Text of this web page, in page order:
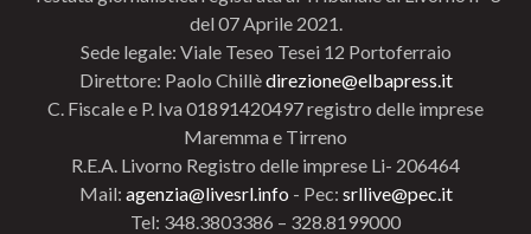
del 07 Aprile 2021.
Sede legale: Viale Teseo Tesei 12 Portoferraio
Direttore: Paolo Chillèdirezione@elbapress.it
C. Fiscale e P. Iva 01891420497 registro delle imprese
Maremma e Tirreno
R.E.A. Livorno Registro delle imprese Li- 206464
Mail: agenzia@livesrl.info - Pec: srllive@pec.it
Tel: 348.3803386 – 328.8199000